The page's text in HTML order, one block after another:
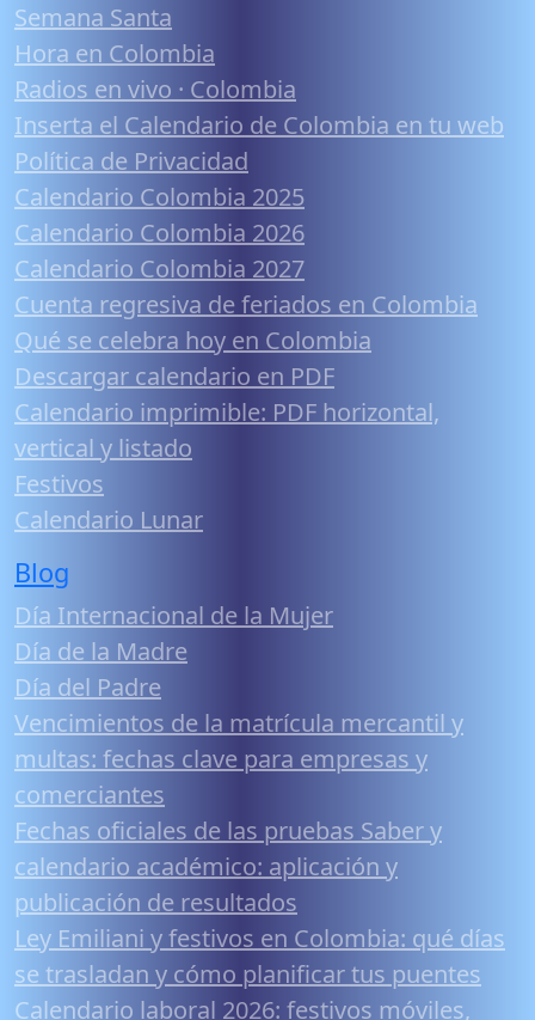
Semana Santa
Hora en Colombia
Radios en vivo · Colombia
Inserta el Calendario de Colombia en tu web
Política de Privacidad
Calendario Colombia 2025
Calendario Colombia 2026
Calendario Colombia 2027
Cuenta regresiva de feriados en Colombia
Qué se celebra hoy en Colombia
Descargar calendario en PDF
Calendario imprimible: PDF horizontal,
vertical y listado
Festivos
Calendario Lunar
Blog
Día Internacional de la Mujer
Día de la Madre
Día del Padre
Vencimientos de la matrícula mercantil y
multas: fechas clave para empresas y
comerciantes
Fechas oficiales de las pruebas Saber y
calendario académico: aplicación y
publicación de resultados
Ley Emiliani y festivos en Colombia: qué días
se trasladan y cómo planificar tus puentes
Calendario laboral 2026: festivos móviles,